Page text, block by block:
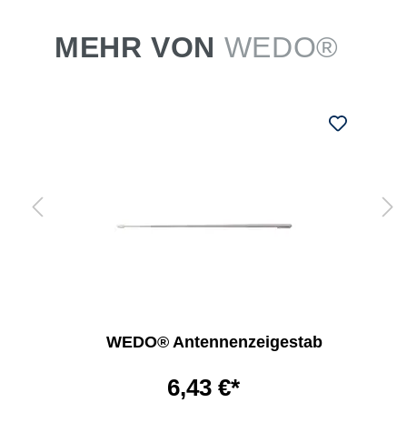
MEHR VON WEDO®
WEDO® Antennenzeigestab
6,43 €*